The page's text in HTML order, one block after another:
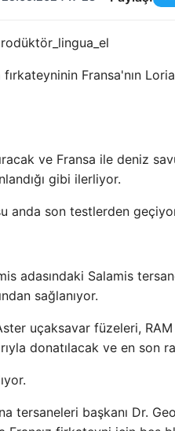
Fransa'nın
ve Fransa ile deniz
gibi ilerliyor.
anda son testlerden
adasındaki Salamis
sağlanıyor.
uçaksavar füzeleri,
donatılacak ve en son
tersaneleri başkanı Dr.